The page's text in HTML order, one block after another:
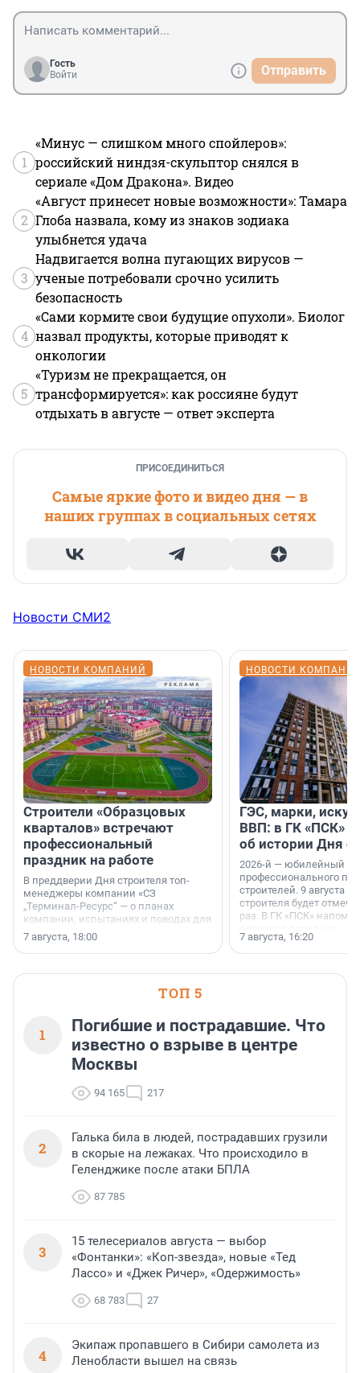
Гость
Войти
Отправить
1
«Минус — слишком много спойлеров»:
российский ниндзя-скульптор снялся в
сериале «Дом Дракона». Видео
2
«Август принесет новые возможности»: Тамара
Глоба назвала, кому из знаков зодиака
улыбнется удача
3
Надвигается волна пугающих вирусов —
ученые потребовали срочно усилить
безопасность
4
«Сами кормите свои будущие опухоли». Биолог
назвал продукты, которые приводят к
онкологии
5
«Туризм не прекращается, он
трансформируется»: как россияне будут
отдыхать в августе — ответ эксперта
ПРИСОЕДИНИТЬСЯ
Самые яркие фото и видео дня — в
наших группах в социальных сетях
Новости СМИ2
НОВОСТИ КОМПАНИЙ
Строители «Образцовых
кварталов» встречают
профессиональный
праздник на работе
В преддверии Дня строителя топ-
менеджеры компании «СЗ
„Терминал-Ресурс“ — о планах
компании, испытаниях и поводах для
осторожного оптимизма.
7 августа, 18:00
НОВОСТИ
ГЭС, марки,
ВВП: в ГК «ПСК»
об истории Дня
2026-й — юбилейный
профессионального
строителей. 9 августа
строителя будет
раз. В ГК «ПСК»
поменялась роль
7 августа, 16:20
ТОП 5
1
Погибшие и пострадавшие. Что
известно о взрыве в центре
Москвы
94 165 217
2
Галька била в людей, пострадавших грузили
в скорые на лежаках. Что происходило в
Геленджике после атаки БПЛА
87 785
3
15 телесериалов августа — выбор
«Фонтанки»: «Коп-звезда», новые «Тед
Лассо» и «Джек Ричер», «Одержимость»
68 783 27
4
Экипаж пропавшего в Сибири самолета из
Ленобласти вышел на связь